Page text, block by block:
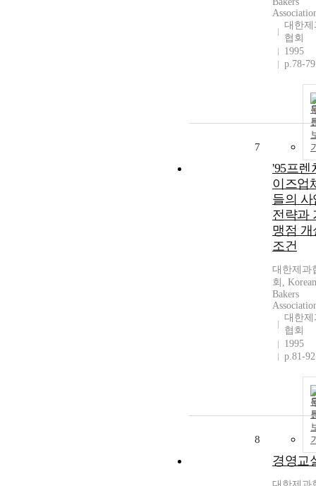
대한제
협회
1995
p.78-79
7
'95프렌
이즈업
들의 사
전략과
맹점 개
조건
대한제과
회, Korean
Bakers
대한제
협회
1995
p.81-92
8
경영교